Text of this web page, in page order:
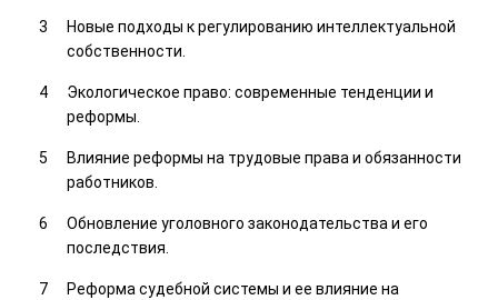
Новые подходы к регулированию интеллектуальной
собственности.
Экологическое право: современные тенденции и
реформы.
Влияние реформы на трудовые права и обязанности
работников.
Обновление уголовного законодательства и его
последствия.
Реформа судебной системы и ее влияние на